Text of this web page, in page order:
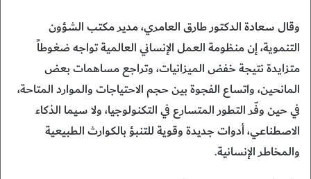
وقال سعادة الدكتور طارق العامري، مدير مكتب الشؤون
التنموية، إن منظومة العمل الإنساني العالمية تواجه ضغوطاً
متزايدة نتيجة خفض الميزانيات، وتراجع مساهمات بعض
المانحين، واتساع الفجوة بين حجم الاحتياجات والموارد المتاحة،
في حين وفّر التطور المتسارع في التكنولوجيا، ولا سيما الذكاء
الاصطناعي، أدوات جديدة وقوية للتنبؤ بالكوارث الطبيعية
والمخاطر الإنسانية.